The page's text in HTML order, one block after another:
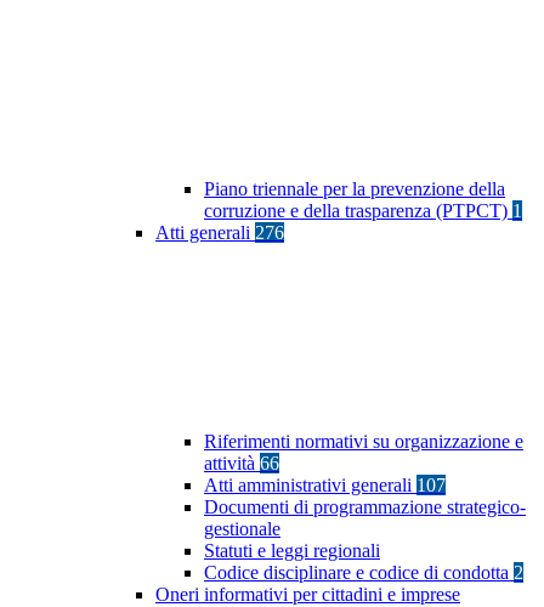
Piano triennale per la prevenzione della
corruzione e della trasparenza (PTPCT) 1
Atti generali 276
Riferimenti normativi su organizzazione e
attività 66
Atti amministrativi generali 107
Documenti di programmazione strategico-
gestionale
Statuti e leggi regionali
Codice disciplinare e codice di condotta 2
Oneri informativi per cittadini e imprese